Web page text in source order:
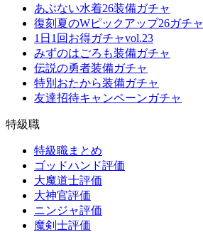
あぶない水着26装備ガチャ
復刻夏のWピックアップ26ガチャ
1日1回お得ガチャvol.23
みずのはごろも装備ガチャ
伝説の勇者装備ガチャ
特別おたから装備ガチャ
友達招待キャンペーンガチャ
特級職
特級職まとめ
ゴッドハンド評価
大魔道士評価
大神官評価
ニンジャ評価
魔剣士評価